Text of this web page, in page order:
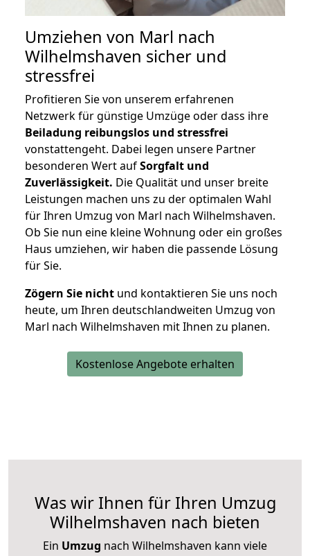
Umziehen von Marl nach
Wilhelmshaven sicher und
stressfrei
Profitieren Sie von unserem erfahrenen
Netzwerk für günstige Umzüge oder dass ihre
Beiladung reibungslos und stressfrei
vonstattengeht. Dabei legen unsere Partner
besonderen Wert aufSorgfalt und
Zuverlässigkeit. Die Qualität und unser breite
Leistungen machen uns zu der optimalen Wahl
für Ihren Umzug von Marl nach Wilhelmshaven.
Ob Sie nun eine kleine Wohnung oder ein großes
Haus umziehen, wir haben die passende Lösung
für Sie.
Zögern Sie nicht und kontaktieren Sie uns noch
heute, um Ihren deutschlandweiten Umzug von
Marl nach Wilhelmshaven mit Ihnen zu planen.
Kostenlose Angebote erhalten
Was wir Ihnen für Ihren Umzug
Wilhelmshaven nach bieten
Ein Umzug nach Wilhelmshaven kann viele